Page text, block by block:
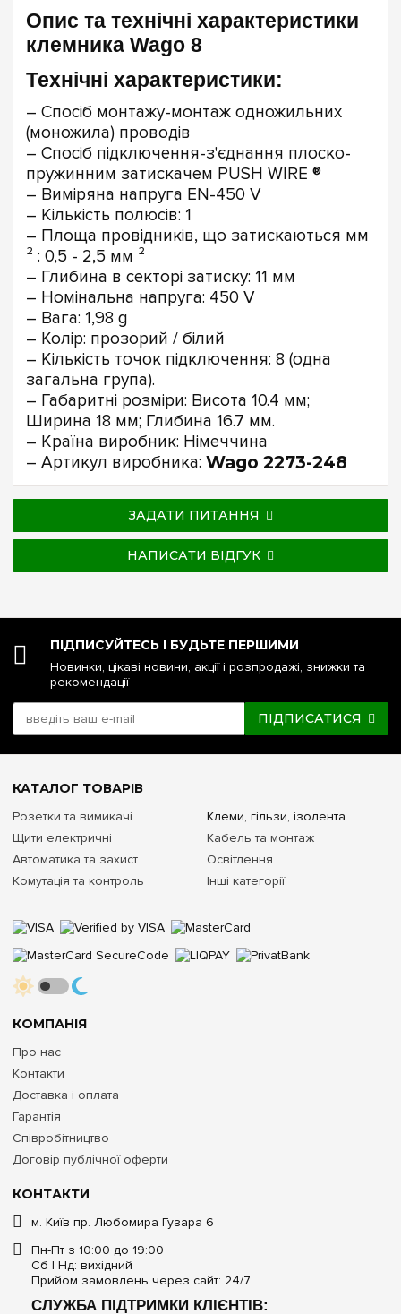
Опис та технічні характеристики
клемника Wago 8
Технічні характеристики:
– Спосіб монтажу-монтаж одножильних
(моножила) проводів
– Спосіб підключення-з'єднання плоско-
пружинним затискачем PUSH WIRE ®
– Виміряна напруга EN-450 V
– Кількість полюсів: 1
– Площа провідників, що затискаються мм
² : 0,5 - 2,5 мм ²
– Глибина в секторі затиску: 11 мм
– Номінальна напруга: 450 V
– Вага: 1,98 g
– Колір: прозорий / білий
– Кількість точок підключення: 8 (одна
загальна група).
– Габаритні розміри: Висота 10.4 мм;
Ширина 18 мм; Глибина 16.7 мм.
– Країна виробник: Німеччина
– Артикул виробника: Wago 2273-248
ЗАДАТИ ПИТАННЯ
НАПИСАТИ ВІДГУК
ПІДПИСУЙТЕСЬ І БУДЬТЕ ПЕРШИМИ
Новинки, цікаві новини, акції і розпродажі, знижки та
рекомендації
ПІДПИСАТИСЯ
КОНТАКТИ
м. Київ пр. Любомира Гузара 6
Пн-Пт з 10:00 до 19:00
Сб | Нд: вихідний
Прийом замовлень через сайт: 24/7
СЛУЖБА ПІДТРИМКИ КЛІЄНТІВ:
КОМПАНІЯ
Про нас
Контакти
Доставка і оплата
Гарантія
Співробітництво
Договір публічної оферти
КАТАЛОГ ТОВАРІВ
Розетки та вимикачі
Щити електричні
Автоматика та захист
Комутація та контроль
Клеми, гільзи, ізолента
Кабель та монтаж
Освітлення
Інші категорії